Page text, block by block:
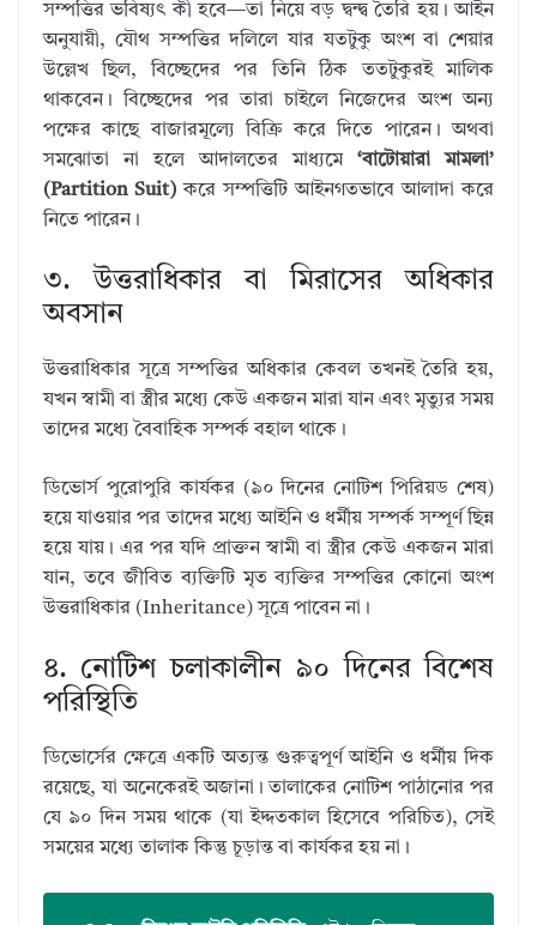
সম্পত্তির ভবিষ্যৎ কী হবে—তা নিয়ে বড় দ্বন্দ্ব তৈরি হয়। আইন
অনুযায়ী, যৌথ সম্পত্তির দলিলে যার যতটুকু অংশ বা শেয়ার
উল্লেখ ছিল, বিচ্ছেদের পর তিনি ঠিক ততটুকুরই মালিক
থাকবেন। বিচ্ছেদের পর তারা চাইলে নিজেদের অংশ অন্য
পক্ষের কাছে বাজারমূল্যে বিক্রি করে দিতে পারেন। অথবা
সমঝোতা না হলে আদালতের মাধ্যমে ‘বাটোয়ারা মামলা’
(Partition Suit) করে সম্পত্তিটি আইনগতভাবে আলাদা করে
নিতে পারেন।
৩. উত্তরাধিকার বা মিরাসের অধিকার
অবসান
উত্তরাধিকার সূত্রে সম্পত্তির অধিকার কেবল তখনই তৈরি হয়,
যখন স্বামী বা স্ত্রীর মধ্যে কেউ একজন মারা যান এবং মৃত্যুর সময়
তাদের মধ্যে বৈবাহিক সম্পর্ক বহাল থাকে।
ডিভোর্স পুরোপুরি কার্যকর (৯০ দিনের নোটিশ পিরিয়ড শেষ)
হয়ে যাওয়ার পর তাদের মধ্যে আইনি ও ধর্মীয় সম্পর্ক সম্পূর্ণ ছিন্ন
হয়ে যায়। এর পর যদি প্রাক্তন স্বামী বা স্ত্রীর কেউ একজন মারা
যান, তবে জীবিত ব্যক্তিটি মৃত ব্যক্তির সম্পত্তির কোনো অংশ
উত্তরাধিকার (Inheritance) সূত্রে পাবেন না।
৪. নোটিশ চলাকালীন ৯০ দিনের বিশেষ
পরিস্থিতি
ডিভোর্সের ক্ষেত্রে একটি অত্যন্ত গুরুত্বপূর্ণ আইনি ও ধর্মীয় দিক
রয়েছে, যা অনেকেরই অজানা। তালাকের নোটিশ পাঠানোর পর
যে ৯০ দিন সময় থাকে (যা ইদ্দতকাল হিসেবে পরিচিত), সেই
সময়ের মধ্যে তালাক কিন্তু চূড়ান্ত বা কার্যকর হয় না।